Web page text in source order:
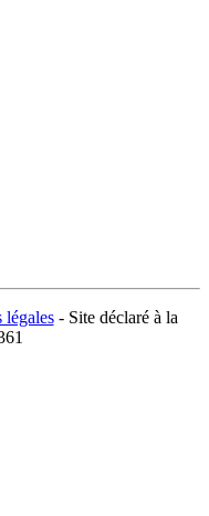
légales- Site déclaré à la